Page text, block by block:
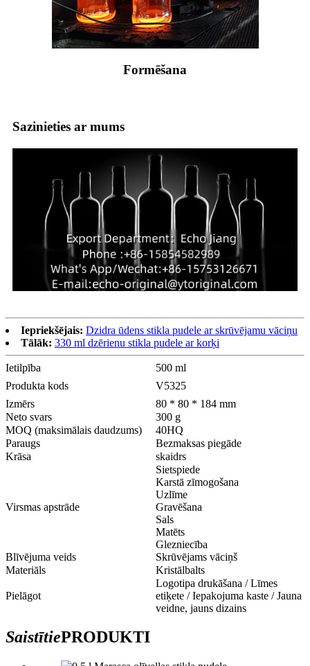
Formēšana
Sazinieties ar mums
Iepriekšējais: Dzidra ūdens stikla pudele ar skrūvējamu vāciņu
Tālāk: 330 ml dzērienu stikla pudele ar korķi
Ietilpība
500 ml
Produkta kods
V5325
Izmērs
80 * 80 * 184 mm
Neto svars
300 g
MOQ (maksimālais daudzums)
40HQ
Paraugs
Bezmaksas piegāde
Krāsa
skaidrs
Virsmas apstrāde
Sietspiede
Karstā zīmogošana
Uzlīme
Gravēšana
Sals
Matēts
Glezniecība
Blīvējuma veids
Skrūvējams vāciņš
Materiāls
Kristālbalts
Pielāgot
Logotipa drukāšana / Līmes
etiķete / Iepakojuma kaste / Jauna
veidne, jauns dizains
SaistītiePRODUKTI